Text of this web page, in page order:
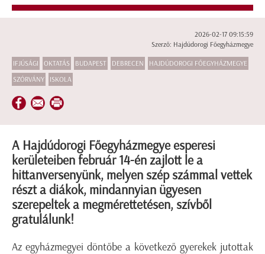
2026-02-17 09:15:59
Szerző: Hajdúdorogi Főegyházmegye
IFJÚSÁGI OKTATÁS BUDAPEST DEBRECEN
HAJDÚDOROGI FŐEGYHÁZMEGYE
SZÓRVÁNY
ISKOLA
A Hajdúdorogi Főegyházmegye esperesi
kerületeiben február 14-én zajlott le a
hittanversenyünk, melyen szép számmal vettek
részt a diákok, mindannyian ügyesen
szerepeltek a megmérettetésen, szívből
gratulálunk!
Az egyházmegyei döntőbe a következő gyerekek jutottak